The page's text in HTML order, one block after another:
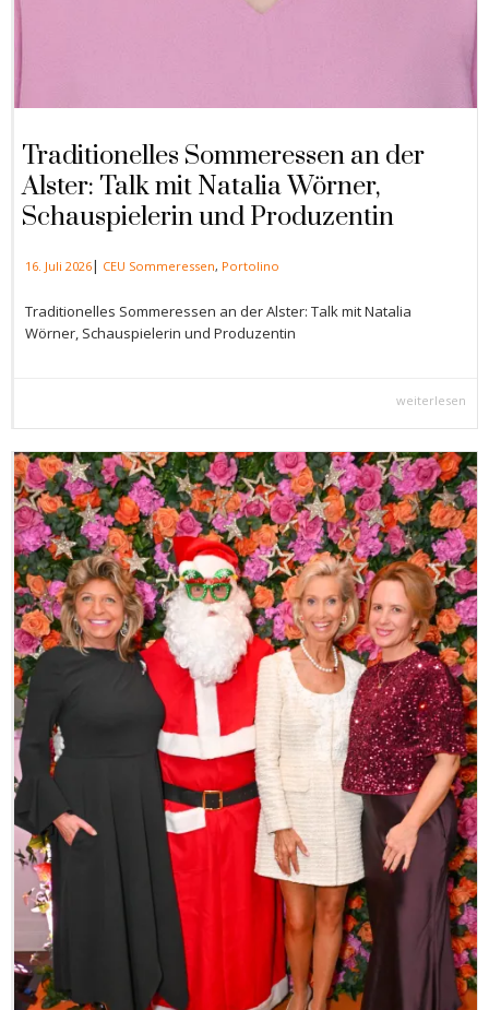
Traditionelles Sommeressen an der
Alster: Talk mit Natalia Wörner,
Schauspielerin und Produzentin
16. Juli 2026| CEU Sommeressen, Portolino
Traditionelles Sommeressen an der Alster: Talk mit Natalia
Wörner, Schauspielerin und Produzentin
weiterlesen